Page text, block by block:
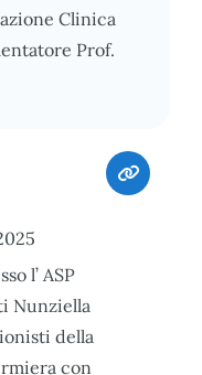
Clinica
Prof.
l’ ASP
Nunziella
della
con